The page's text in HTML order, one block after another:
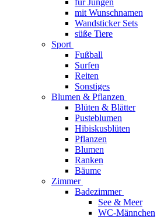
für Jungen
mit Wunschnamen
Wandsticker Sets
süße Tiere
Sport
Fußball
Surfen
Reiten
Sonstiges
Blumen & Pflanzen
Blüten & Blätter
Pusteblumen
Hibiskusblüten
Pflanzen
Blumen
Ranken
Bäume
Zimmer
Badezimmer
See & Meer
WC-Männchen